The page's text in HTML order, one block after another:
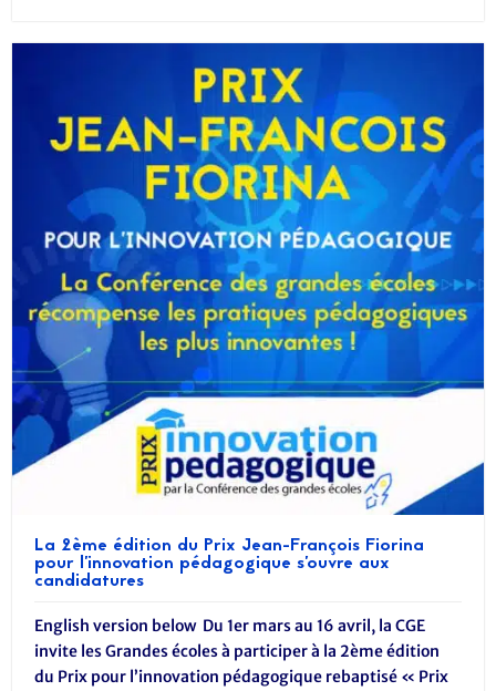
La 2ème édition du Prix Jean-François Fiorina
pour l’innovation pédagogique s’ouvre aux
candidatures
English version below Du 1er mars au 16 avril, la CGE
invite les Grandes écoles à participer à la 2ème édition
du Prix pour l’innovation pédagogique rebaptisé « Prix